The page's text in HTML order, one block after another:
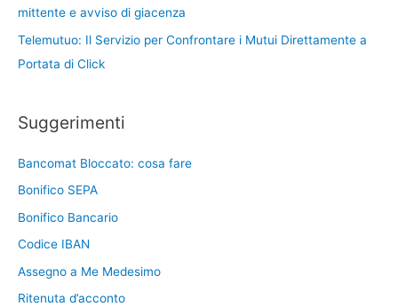
mittente e avviso di giacenza
Telemutuo: Il Servizio per Confrontare i Mutui Direttamente a
Portata di Click
Suggerimenti
Bancomat Bloccato: cosa fare
Bonifico SEPA
Bonifico Bancario
Codice IBAN
Assegno a Me Medesimo
Ritenuta d’acconto